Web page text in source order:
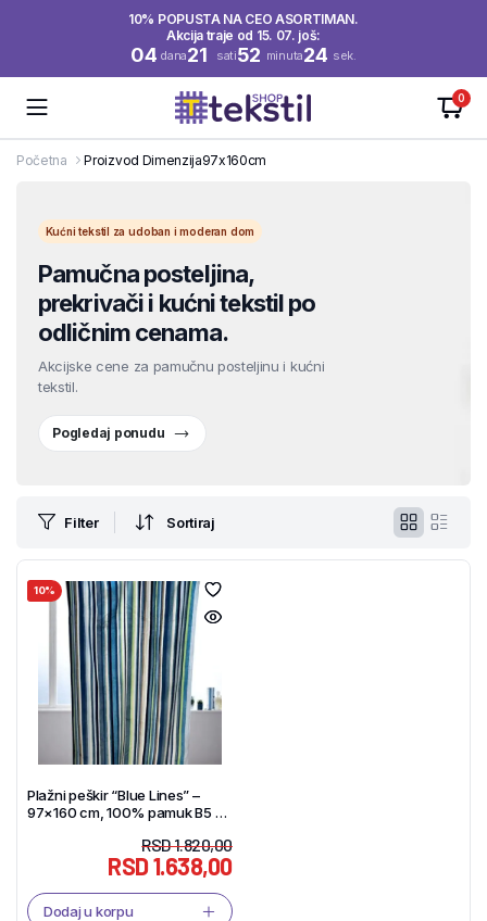
10% POPUSTA NA CEO ASORTIMAN.
Akcija traje od 15. 07. još:
04 dana21 sati52 minuta24 sek.
0
Početna Proizvod Dimenzija97x160cm
Kućni tekstil za udoban i moderan dom
Pamučna posteljina,
prekrivači i kućni tekstil po
odličnim cenama.
Akcijske cene za pamučnu posteljinu i kućni
tekstil.
Pogledaj ponudu
Filter Sortiraj
10%
Plažni peškir “Blue Lines” –
97×160 cm, 100% pamuk B5 –
RSD1.820,00
RSD1.638,00
Dodaj u korpu